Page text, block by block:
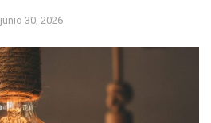
junio 30, 2026